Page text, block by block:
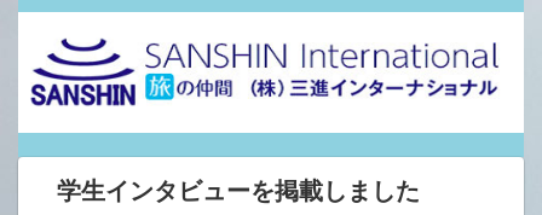
学生インタビューを掲載しました